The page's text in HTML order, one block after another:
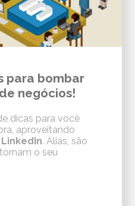
para bombar
negócios!
dicas para você
aproveitando
LinkedIn. Aliás, são
o seu